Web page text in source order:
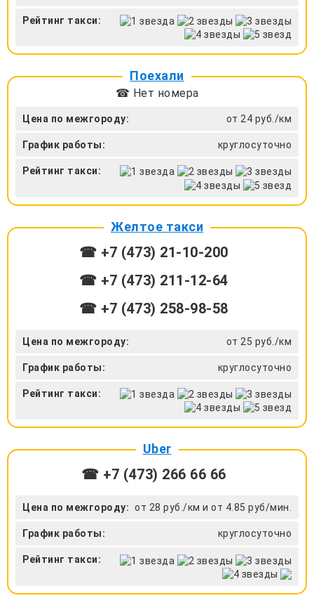
Рейтинг такси:
Поехали
☎ Нет номера
Цена по межгороду: от 24 руб./км
График работы: круглосуточно
Рейтинг такси:
Желтое такси
☎ +7 (473) 21-10-200
☎ +7 (473) 211-12-64
☎ +7 (473) 258-98-58
Цена по межгороду: от 25 руб./км
График работы: круглосуточно
Рейтинг такси:
Uber
☎ +7 (473) 266 66 66
Цена по межгороду: от 28 руб./км и от 4.85 руб/мин.
График работы: круглосуточно
Рейтинг такси: